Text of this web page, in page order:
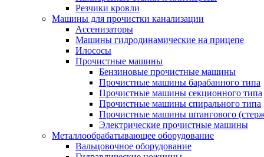
Резчики кровли
Машины для прочистки канализации
Ассенизаторы
Машины гидродинамические на прицепе
Илососы
Прочистные машины
Бензиновые прочистные машины
Прочистные машины барабанного типа
Прочистные машины секционного типа
Прочистные машины спирального типа
Прочистные машины штангового
Электрические прочистные машины
Металлообрабатывающее оборудование
Вальцовочное оборудование